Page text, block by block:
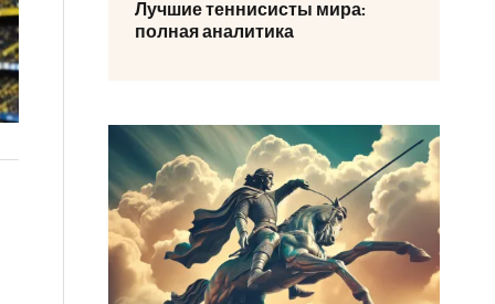
Лучшие теннисисты мира:
полная аналитика